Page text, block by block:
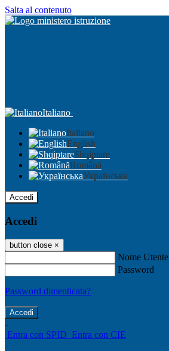
Salta al contenuto
Italiano
Italiano
English
Shqiptare
Română
Українська
Accedi
Accedi
button close ×
Nome Utente
Password
Password dimenticata?
-
Entra con SPID Entra con CIE